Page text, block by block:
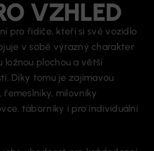
VZHLED
pro řidiče, kteří si své vozidlo
v sobě výrazný charakter
ložnou plochou a větší
Díky tomu je zajímavou
milovníky
táborníky i pro individuální